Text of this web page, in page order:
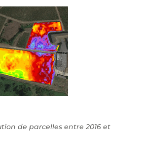
de parcelles entre 2016 et